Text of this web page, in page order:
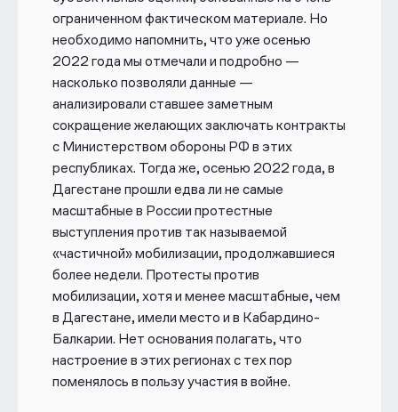
ограниченном фактическом материале. Но
необходимо напомнить, что уже осенью
2022 года мы отмечали и подробно —
насколько позволяли данные —
анализировали ставшее заметным
сокращение желающих заключать контракты
с Министерством обороны РФ в этих
республиках. Тогда же, осенью 2022 года, в
Дагестане прошли едва ли не самые
масштабные в России протестные
выступления против так называемой
«частичной» мобилизации, продолжавшиеся
более недели. Протесты против
мобилизации, хотя и менее масштабные, чем
в Дагестане, имели место и в Кабардино-
Балкарии. Нет основания полагать, что
настроение в этих регионах с тех пор
поменялось в пользу участия в войне.